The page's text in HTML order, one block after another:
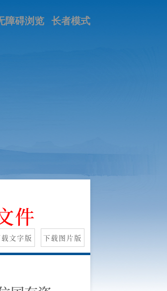
长者模式
障碍浏览
件
文字版 下载图片版